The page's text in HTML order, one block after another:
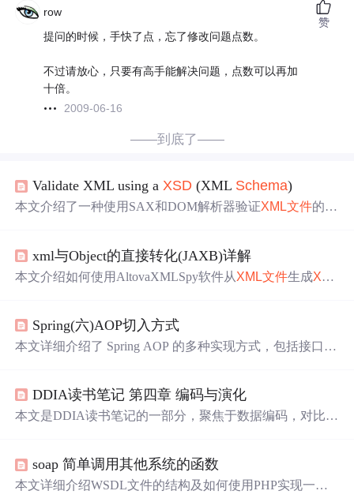
row
提问的时候，手快了点，忘了修改问题点数。
不过请放心，只要有高手能解决问题，点数可以再加
十倍。
2009-06-16
赞
——到底了——
Validate XML using aXSD (XML Schema)
本文介绍了一种使用SAX和DOM解析器验证XML文件的方
xml与Object的直接转化(JAXB)详解
本文介绍如何使用AltovaXMLSpy软件从XML文件生成XS
及使用命令行工具xjc生成Java类。
Spring(六)AOP切入方式
本文详细介绍了 Spring AOP 的多种实现方式，包括接口切
DDIA读书笔记 第四章 编码与演化
本文是DDIA读书笔记的一部分，聚焦于数据编码，对比了
k、Thrift、protobuf）、XML二进制格式（如EXI）以及Avr
o的特性，强调了编码中的兼容性问题和模式演进策略。
soap 简单调用其他系统的函数
本文详细介绍WSDL文件的结构及如何使用PHP实现一个